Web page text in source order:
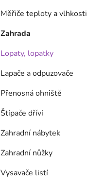
Měřiče teploty a vlhkosti
Zahrada
Lopaty, lopatky
Lapače a odpuzovače
Přenosná ohniště
Štípače dříví
Zahradní nábytek
Zahradní nůžky
Vysavače listí